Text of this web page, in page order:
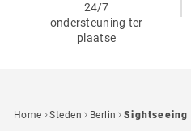
24/7
ondersteuning ter
plaatse
Home Steden Berlin Sightseeing